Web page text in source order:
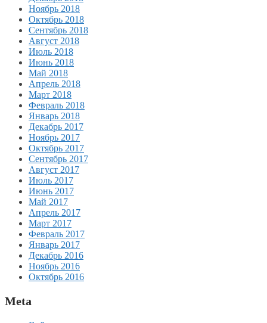
Ноябрь 2018
Октябрь 2018
Сентябрь 2018
Август 2018
Июль 2018
Июнь 2018
Май 2018
Апрель 2018
Март 2018
Февраль 2018
Январь 2018
Декабрь 2017
Ноябрь 2017
Октябрь 2017
Сентябрь 2017
Август 2017
Июль 2017
Июнь 2017
Май 2017
Апрель 2017
Март 2017
Февраль 2017
Январь 2017
Декабрь 2016
Ноябрь 2016
Октябрь 2016
Meta